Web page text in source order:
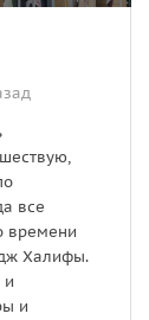
все
времени
Халифы.
и
и